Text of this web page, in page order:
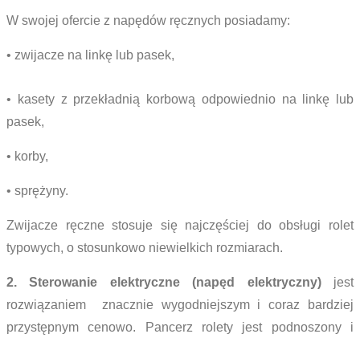
W swojej ofercie z napędów ręcznych posiadamy:
• zwijacze na linkę lub pasek,
• kasety z przekładnią korbową odpowiednio na linkę lub
pasek,
• korby,
• sprężyny.
Zwijacze ręczne stosuje się najczęściej do obsługi rolet
typowych, o stosunkowo niewielkich rozmiarach.
2. Sterowanie elektryczne (napęd elektryczny)jest
rozwiązaniem znacznie wygodniejszym i coraz bardziej
przystępnym cenowo. Pancerz rolety jest podnoszony i